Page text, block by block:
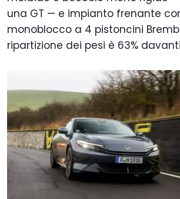
una GT — e impianto frenante
monoblocco a 4 pistoncini
ripartizione dei pesi è 63%